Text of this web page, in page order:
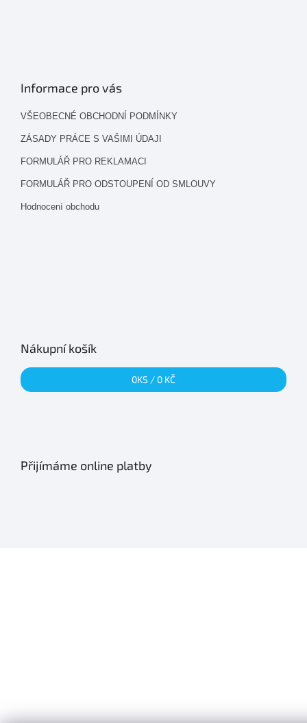
Informace pro vás
VŠEOBECNÉ OBCHODNÍ PODMÍNKY
ZÁSADY PRÁCE S VAŠIMI ÚDAJI
FORMULÁŘ PRO REKLAMACI
FORMULÁŘ PRO ODSTOUPENÍ OD SMLOUVY
Hodnocení obchodu
Nákupní košík
0KS / 0 KČ
Přijímáme online platby